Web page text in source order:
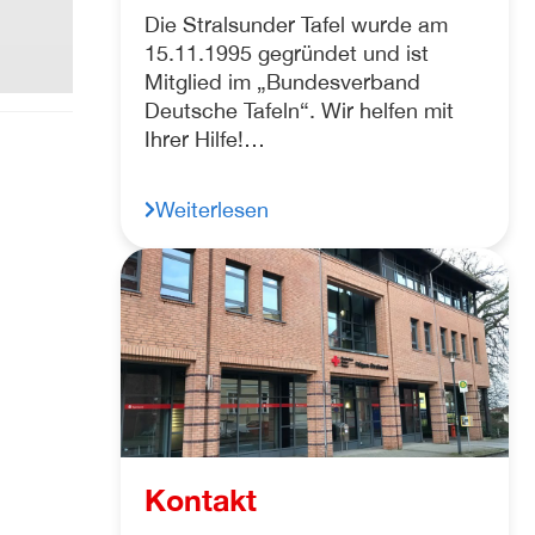
Die Stralsunder Tafel wurde am
15.11.1995 gegründet und ist
Mitglied im „Bundesverband
Deutsche Tafeln“. Wir helfen mit
Ihrer Hilfe!…
Weiterlesen
Kontakt